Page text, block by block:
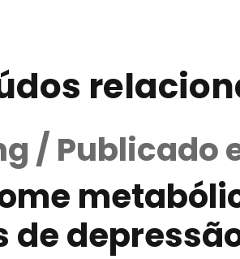
/ Publicado
de